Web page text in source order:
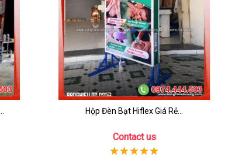
Hộp Đèn Bạt Hiflex Giá Rẻ...
Contact us